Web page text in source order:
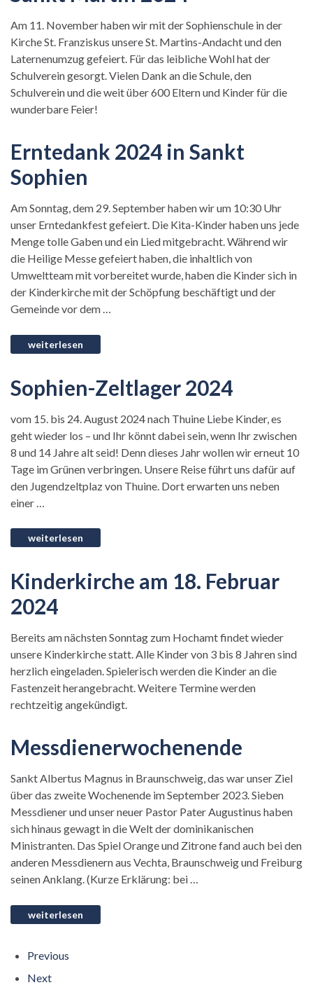
Am 11. November haben wir mit der Sophienschule in der
Kirche St. Franziskus unsere St. Martins-Andacht und den
Laternenumzug gefeiert. Für das leibliche Wohl hat der
Schulverein gesorgt. Vielen Dank an die Schule, den
Schulverein und die weit über 600 Eltern und Kinder für die
wunderbare Feier!
Erntedank 2024 in Sankt
Sophien
Am Sonntag, dem 29. September haben wir um 10:30 Uhr
unser Erntedankfest gefeiert. Die Kita-Kinder haben uns jede
Menge tolle Gaben und ein Lied mitgebracht. Während wir
die Heilige Messe gefeiert haben, die inhaltlich von
Umweltteam mit vorbereitet wurde, haben die Kinder sich in
der Kinderkirche mit der Schöpfung beschäftigt und der
Gemeinde vor dem …
Sophien-Zeltlager 2024
vom 15. bis 24. August 2024 nach Thuine Liebe Kinder, es
geht wieder los – und Ihr könnt dabei sein, wenn Ihr zwischen
8 und 14 Jahre alt seid! Denn dieses Jahr wollen wir erneut 10
Tage im Grünen verbringen. Unsere Reise führt uns dafür auf
den Jugendzeltplaz von Thuine. Dort erwarten uns neben
einer …
Kinderkirche am 18. Februar
2024
Bereits am nächsten Sonntag zum Hochamt findet wieder
unsere Kinderkirche statt. Alle Kinder von 3 bis 8 Jahren sind
herzlich eingeladen. Spielerisch werden die Kinder an die
Fastenzeit herangebracht. Weitere Termine werden
rechtzeitig angekündigt.
Messdienerwochenende
Sankt Albertus Magnus in Braunschweig, das war unser Ziel
über das zweite Wochenende im September 2023. Sieben
Messdiener und unser neuer Pastor Pater Augustinus haben
sich hinaus gewagt in die Welt der dominikanischen
Ministranten. Das Spiel Orange und Zitrone fand auch bei den
anderen Messdienern aus Vechta, Braunschweig und Freiburg
seinen Anklang. (Kurze Erklärung: bei …
Previous
Next